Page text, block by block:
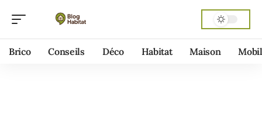
Brico Conseils Déco Habitat Maison